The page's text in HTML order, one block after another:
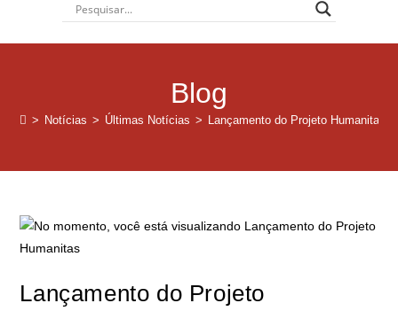
Blog
> Notícias > Últimas Notícias > Lançamento do Projeto Humanitas
Lançamento do Projeto